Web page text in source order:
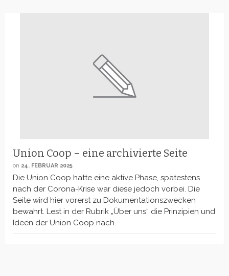
Union Coop – eine archivierte Seite
on 24. FEBRUAR 2025
Die Union Coop hatte eine aktive Phase, spätestens
nach der Corona-Krise war diese jedoch vorbei. Die
Seite wird hier vorerst zu Dokumentationszwecken
bewahrt. Lest in der Rubrik „Über uns“ die Prinzipien und
Ideen der Union Coop nach.